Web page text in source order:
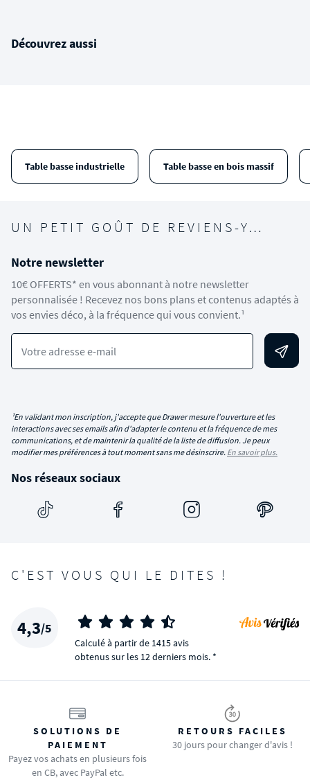
Découvrez aussi
Table basse industrielle Table basse en bois massif
UN PETIT GOÛT DE REVIENS-Y…
Notre newsletter
10€ OFFERTS* en vous abonnant à notre newsletter
personnalisée ! Recevez nos bons plans et contenus adaptés à
vos envies déco, à la fréquence qui vous convient.¹
Votre adresse e-mail
¹En validant mon inscription, j'accepte que Drawer mesure l'ouverture et les
interactions avec ses emails afin d'adapter le contenu et la fréquence de mes
communications, et de maintenir la qualité de la liste de diffusion. Je peux
modifier mes préférences à tout moment sans me désinscrire. En savoir plus.
Nos réseaux sociaux
C'EST VOUS QUI LE DITES !
4,3/5
Calculé à partir de 1415 avis
obtenus sur les 12 derniers mois. *
SOLUTIONS DE
PAIEMENT
Payez vos achats en plusieurs fois
en CB, avec PayPal etc.
RETOURS FACILES
30 jours pour changer d'avis !